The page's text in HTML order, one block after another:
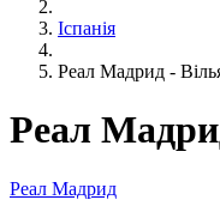
Іспанія
Реал Мадрид -
Реал
Реал Мадрид